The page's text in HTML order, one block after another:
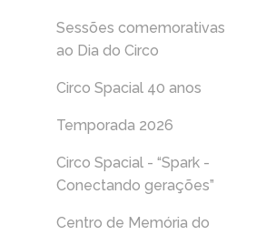
Sessões comemorativas
ao Dia do Circo
Circo Spacial 40 anos
Temporada 2026
Circo Spacial - “Spark -
Conectando gerações”
Centro de Memória do